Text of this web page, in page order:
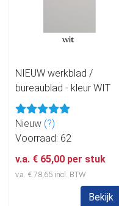
NIEUW werkblad /
bureaublad - kleur WIT
Nieuw (?)
Voorraad: 62
v.a. € 65,00 per stuk
v.a. € 78,65 incl. BTW
Bekijk